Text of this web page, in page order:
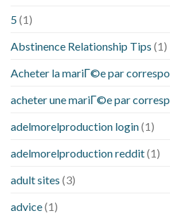
5(1)
Abstinence Relationship Tips (1)
Acheter la mariГ©e par
acheter une mariГ©e par
adelmorelproduction login(1)
adelmorelproduction reddit(1)
adult sites (3)
advice(1)